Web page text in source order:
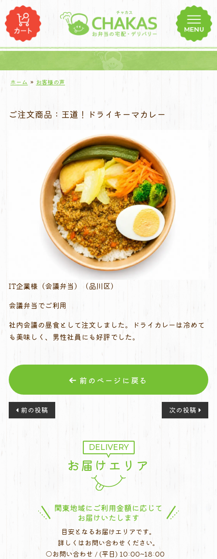
ン
テ
ツ
ホーム » お客様の声
ご注文商品：王道！ドライキーマカレー
IT企業様（会議弁当）（品川区）
会議弁当でご利用
社内会議の昼食として注文しました。ドライカレーは冷めて
も美味しく、男性社員にも好評でした。
前のページに戻る
稿
前の投稿 次の投稿
DELIVERY
お届けエリア
関東地域にご利用金額に応じて
お届けいたします
目安となるお届けエリアです。
詳しくはお問い合わせください。
○お問い合わせ / (平日) 10:00~18:00